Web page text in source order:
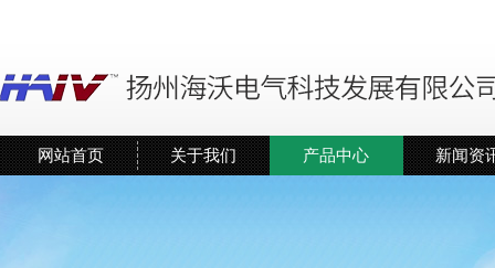
网站首页 关于我们 产品中心 新闻资